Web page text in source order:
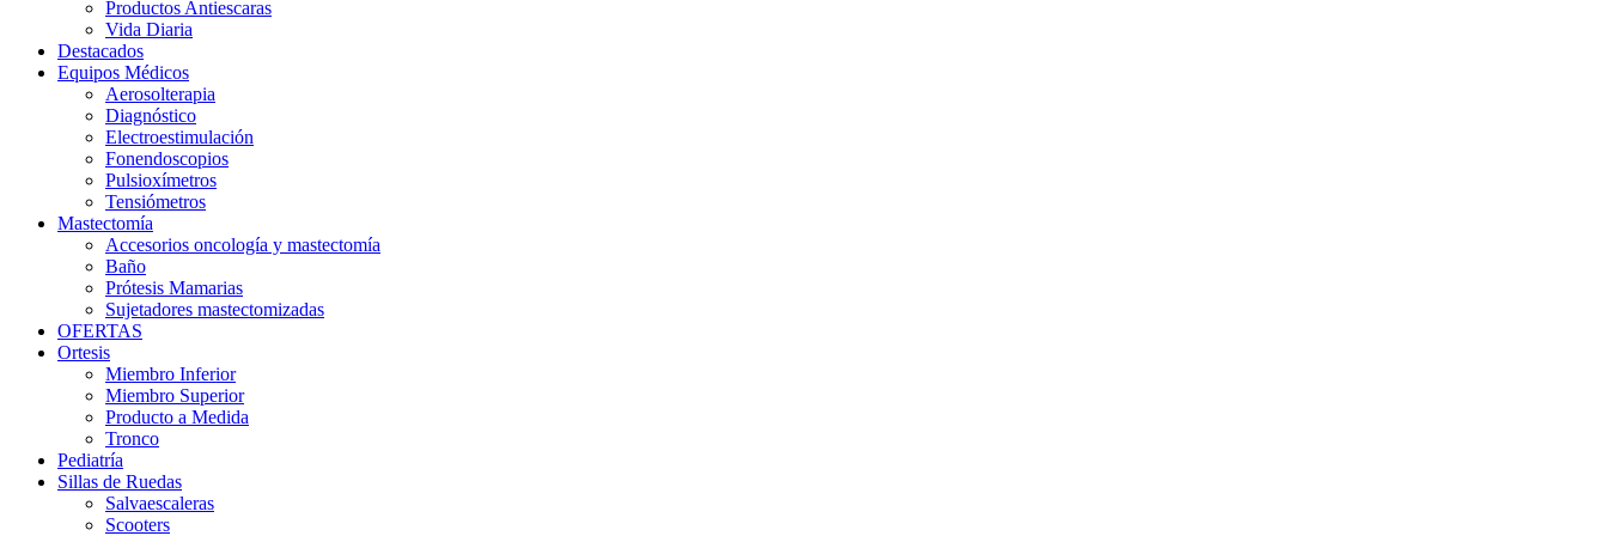
Productos Antiescaras
Vida Diaria
Destacados
Equipos Médicos
Aerosolterapia
Diagnóstico
Electroestimulación
Fonendoscopios
Pulsioxímetros
Tensiómetros
Mastectomía
Accesorios oncología y mastectomía
Baño
Prótesis Mamarias
Sujetadores mastectomizadas
OFERTAS
Ortesis
Miembro Inferior
Miembro Superior
Producto a Medida
Tronco
Pediatría
Sillas de Ruedas
Salvaescaleras
Scooters